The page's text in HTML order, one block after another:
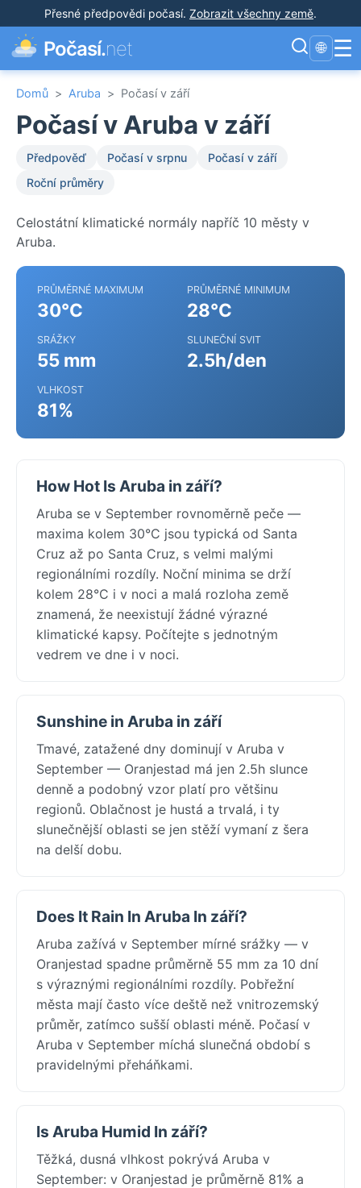
Přesné předpovědi počasí. Zobrazit všechny země.
Počasí.net 🌐 ☰
Domů > Aruba > Počasí v září
Počasí v Aruba v září
Předpověď Počasí v srpnu
Počasí v září
Roční průměry
Celostátní klimatické normály napříč 10 městy v
Aruba.
PRŮMĚRNÉ MAXIMUM
30°C
PRŮMĚRNÉ MINIMUM
28°C
SRÁŽKY
55 mm
SLUNEČNÍ SVIT
2.5h/den
VLHKOST
81%
How Hot Is Aruba in září?
Aruba se v September rovnoměrně peče —
maxima kolem 30°C jsou typická od Santa
Cruz až po Santa Cruz, s velmi malými
regionálními rozdíly. Noční minima se drží
kolem 28°C i v noci a malá rozloha země
znamená, že neexistují žádné výrazné
klimatické kapsy. Počítejte s jednotným
vedrem ve dne i v noci.
Sunshine in Aruba in září
Tmavé, zatažené dny dominují v Aruba v
September — Oranjestad má jen 2.5h slunce
denně a podobný vzor platí pro většinu
regionů. Oblačnost je hustá a trvalá, i ty
slunečnější oblasti se jen stěží vymaní z šera
na delší dobu.
Does It Rain In Aruba In září?
Aruba zažívá v September mírné srážky — v
Oranjestad spadne průměrně 55 mm za 10 dní
s výraznými regionálními rozdíly. Pobřežní
města mají často více deště než vnitrozemský
průměr, zatímco sušší oblasti méně. Počasí v
Aruba v September míchá slunečná období s
pravidelnými přeháňkami.
Is Aruba Humid In září?
Těžká, dusná vlhkost pokrývá Aruba v
September: v Oranjestad je průměrně 81% a